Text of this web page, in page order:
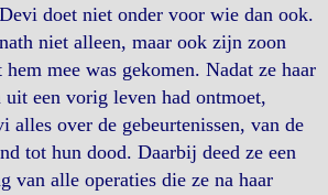
doet niet onder voor wie dan ook.
niet alleen, maar ook zijn zoon
mee was gekomen. Nadat ze haar
uit een vorig leven had ontmoet,
alles over de gebeurtenissen, van de
tot hun dood. Daarbij deed ze een
van alle operaties die ze na haar